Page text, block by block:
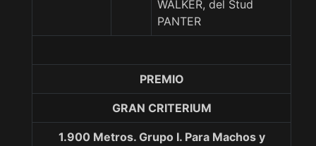
WALKER, del Stud
PANTER
PREMIO
GRAN CRITERIUM
1.900 Metros. Grupo I. Para Machos y